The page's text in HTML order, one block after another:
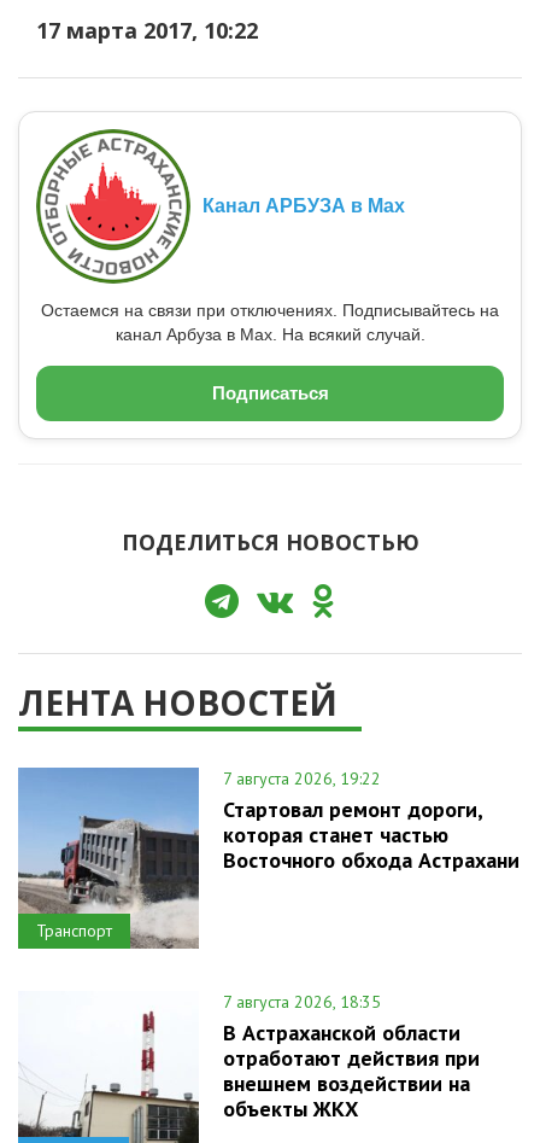
17 марта 2017, 10:22
Канал АРБУЗА в Max
Остаемся на связи при отключениях. Подписывайтесь на
канал Арбуза в Max. На всякий случай.
Подписаться
ПОДЕЛИТЬСЯ НОВОСТЬЮ
ЛЕНТА НОВОСТЕЙ
Транспорт
7 августа 2026, 19:22
Стартовал ремонт дороги,
которая станет частью
Восточного обхода Астрахани
7 августа 2026, 18:35
В Астраханской области
отработают действия при
внешнем воздействии на
объекты ЖКХ